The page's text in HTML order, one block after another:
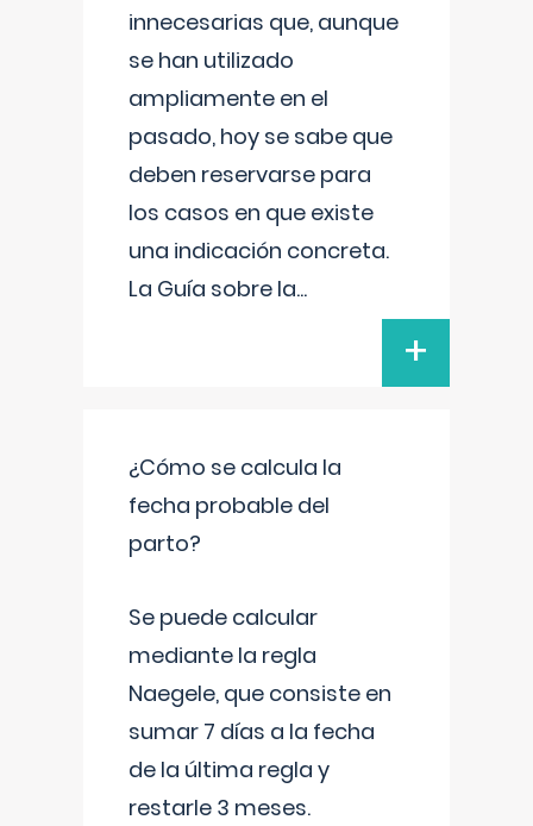
innecesarias que, aunque
se han utilizado
ampliamente en el
pasado, hoy se sabe que
deben reservarse para
los casos en que existe
una indicación concreta.
La Guía sobre la...
+
¿Cómo se calcula la
fecha probable del
parto?
Se puede calcular
mediante la regla
Naegele, que consiste en
sumar 7 días a la fecha
de la última regla y
restarle 3 meses.